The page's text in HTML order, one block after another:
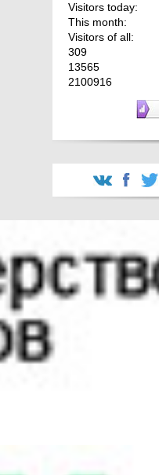
Visitors today:
This month:
Visitors of all:
309
13565
2100916